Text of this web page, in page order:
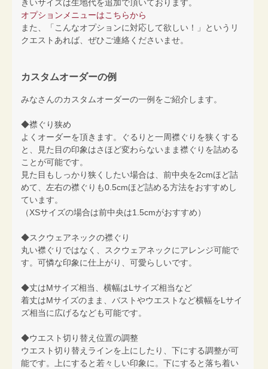
きいサイズは生地代を追加で頂いております。
オプションメニューはこちらから
また、「こんなオプションに対応して欲しい！」というリ
クエストあれば、ぜひご連絡くださいませ。
カスタムオーダーの例
みなさんのカスタムオーダーの一例をご紹介します。
◆襟ぐり狭め
よくオーダーを頂きます。ぐるりと一周襟ぐりを狭くする
と、見た目の印象はさほど変わらないまま襟ぐりを詰める
ことが可能です。
見た目もしっかり狭くしたい場合は、前中央を2cmほど詰
めて、左右の襟ぐりも0.5cmほど詰める方法をおすすめし
ています。
（XSサイズの場合は前中央は1.5cmがおすすめ）
◆スクウェアネックの襟ぐり
丸い襟ぐりではなく、スクウェアネックにアレンジ可能で
す。可憐な印象に仕上がり、可愛らしいです。
◆丈はMサイズ相当、横幅はLサイズ相当など
着丈はMサイズのまま、バストやウエストなど横幅をLサイ
ズ相当に広げるなども可能です。
◆ウエスト切り替え位置の調整
ウエスト切り替えラインを上にしたり、下にする調整が可
能です。上にすると若々しい印象に。下にすると落ち着い